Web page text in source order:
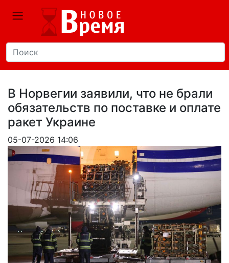
В Норвегии заявили, что не брали
обязательств по поставке и оплате
ракет Украине
05-07-2026 14:06